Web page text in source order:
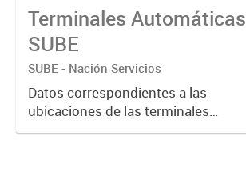
Terminales Automáticas
SUBE
SUBE - Nación Servicios
Datos correspondientes a las
ubicaciones de las terminales
automáticas de auto servicio (TAS)